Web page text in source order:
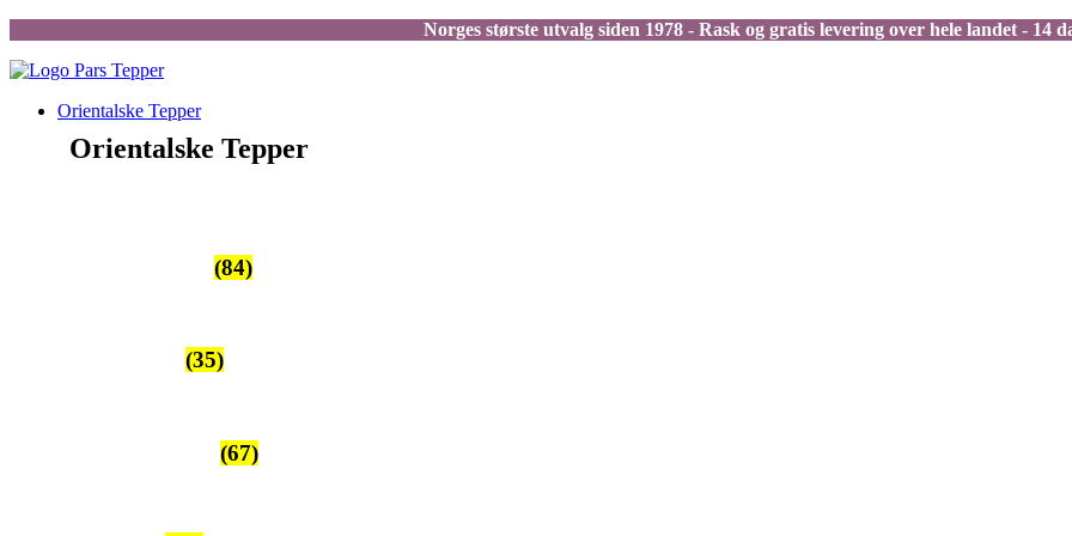
Norges største utvalg siden 1978 - Rask og gratis levering over hele landet - 14
Orientalske Tepper
Orientalske Tepper
(84)
(35)
(67)